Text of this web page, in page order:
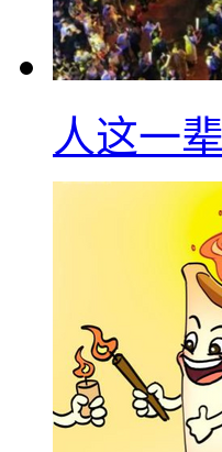
人这一